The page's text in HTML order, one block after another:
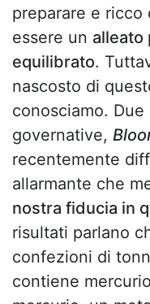
preparare e ricco
essere un alleato
equilibrato.
nascosto di
conosciamo.
governative,
recentemente
allarmante che
nostra fiducia in
risultati parlano
confezioni di
contiene